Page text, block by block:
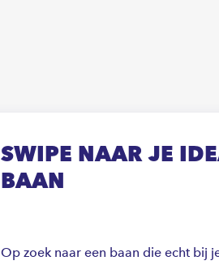
SWIPE NAAR JE
BAAN
Op zoek naar een baan die echt bij